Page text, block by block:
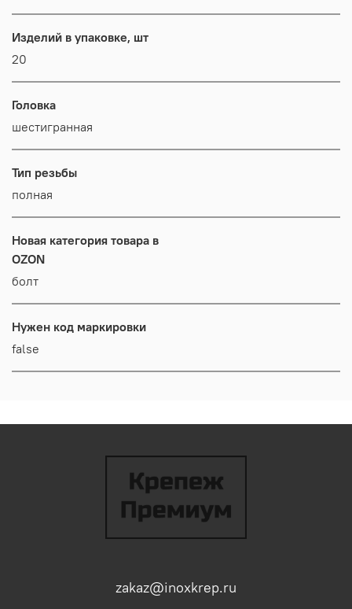
Изделий в упаковке, шт
20
Головка
шестигранная
Тип резьбы
полная
Новая категория товара в
OZON
болт
Нужен код маркировки
false
zakaz@inoxkrep.ru